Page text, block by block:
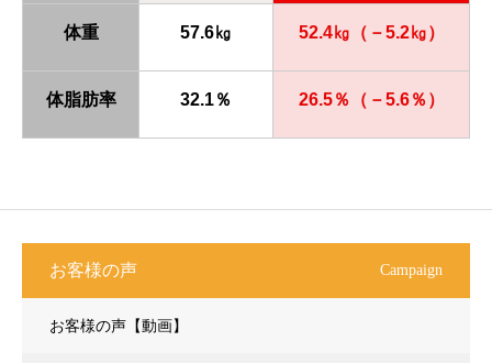
体重 57.6㎏ 52.4㎏（－5.2㎏）
体脂肪率 32.1％ 26.5％（－5.6％）
お客様の声 Campaign
お客様の声【動画】